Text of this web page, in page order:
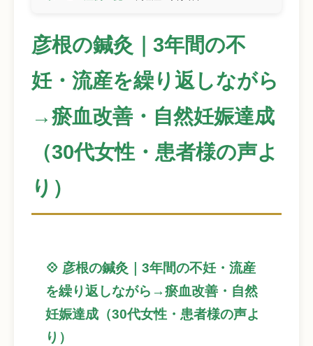
彦根の鍼灸｜3年間の不
妊・流産を繰り返しながら
→瘀血改善・自然妊娠達成
（30代女性・患者様の声よ
り）
💠 彦根の鍼灸｜3年間の不妊・流産
を繰り返しながら→瘀血改善・自然
妊娠達成（30代女性・患者様の声よ
り）